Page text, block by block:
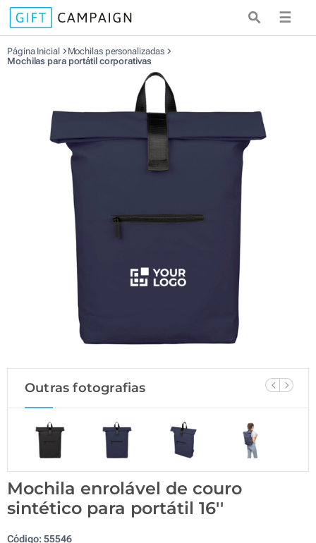
☰
Página Inicial
Mochilas personalizadas
Mochilas para portátil corporativas
Outras fotografias
Mochila enrolável de couro
sintético para portátil 16''
Código:55546